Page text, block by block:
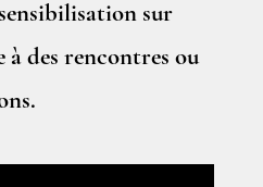
sur
à des rencontres ou